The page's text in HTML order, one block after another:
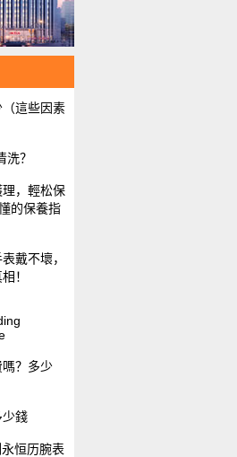
這些因素
？
，輕松保
的保養指
戴不壞，
！
？多少
少錢
恒历腕表